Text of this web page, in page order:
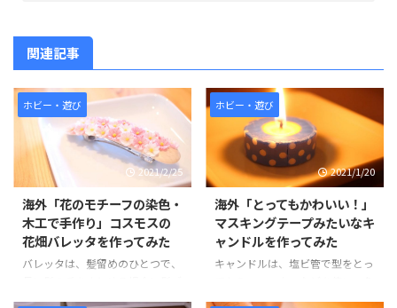
関連記事
ホビー・遊び
2021/2/25
海外「花のモチーフの染色・
木工で手作り」コスモスの
花畑バレッタを作ってみた
バレッタは、髪留めのひとつで、
ムだとあとがつきやすいですが、
ホビー・遊び
2021/1/20
海外「とってもかわいい！」
マスキングテープみたいなキ
ャンドルを作ってみた
キャンドルは、塩ビ管で型をとっ
はクレヨンでつけいます。カラー